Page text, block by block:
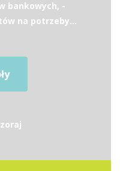
bankowych, -
na potrzeby...